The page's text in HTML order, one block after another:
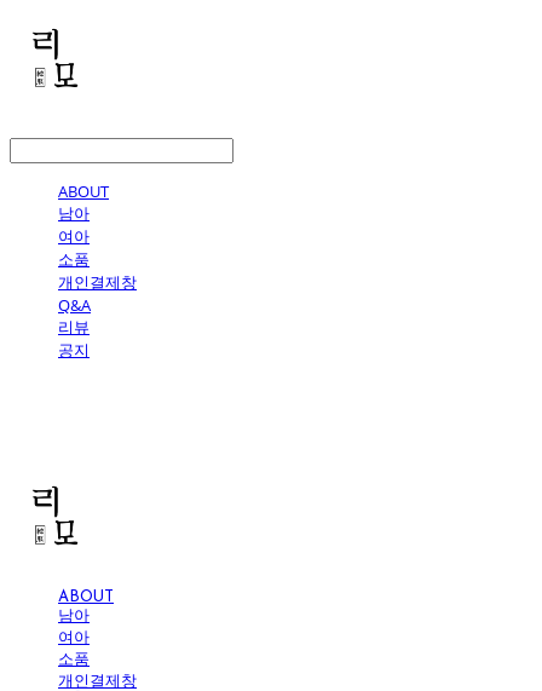
ABOUT
남아
여아
소품
개인결제창
Q&A
리뷰
공지
ABOUT
남아
여아
소품
개인결제창